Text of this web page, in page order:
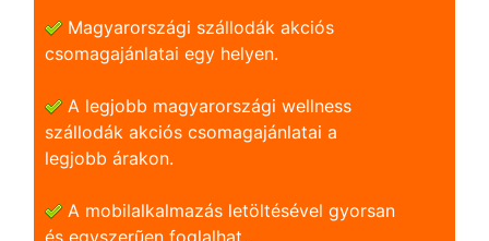
Magyarországi szállodák akciós
csomagajánlatai egy helyen.
A legjobb magyarországi wellness
szállodák akciós csomagajánlatai a
legjobb árakon.
A mobilalkalmazás letöltésével gyorsan
és egyszerũen foglalhat.